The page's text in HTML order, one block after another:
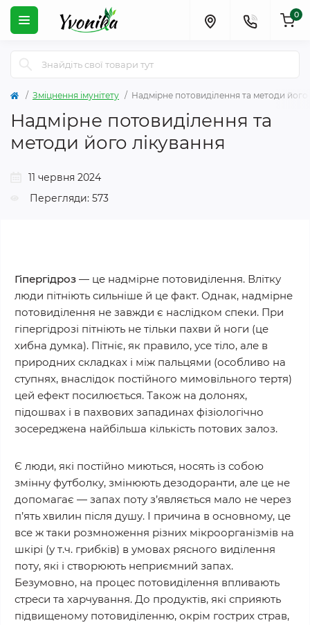
0
Зміцнення імунітету Надмірне потовиділення та методи його
Надмірне потовиділення та
методи його лікування
11 червня 2024
Перегляди: 573
Гіпергідроз — це надмірне потовиділення. Влітку
люди пітніють сильніше й це факт. Однак, надмірне
потовиділення не завжди є наслідком спеки. При
гіпергідрозі пітніють не тільки пахви й ноги (це
хибна думка). Пітніє, як правило, усе тіло, але в
природних складках і між пальцями (особливо на
ступнях, внаслідок постійного мимовільного тертя)
цей ефект посилюється. Також на долонях,
підошвах і в пахвових западинах фізіологічно
зосереджена найбільша кількість потових залоз.
Є люди, які постійно миються, носять із собою
змінну футболку, змінюють дезодоранти, але це не
допомагає — запах поту з’являється мало не через
п’ять хвилин після душу. І причина в основному, це
все ж таки розмноження різних мікроорганізмів на
шкірі (у т.ч. грибків) в умовах рясного виділення
поту, які і створюють неприємний запах.
Безумовно, на процес потовиділення впливають
стреси та харчування. До продуктів, які сприяють
підвищеному потовиділенню, окрім гострих страв,